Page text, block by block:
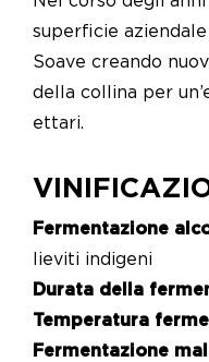
superficie
Soave creando
della collina per
ettari.
Fermentazione
lieviti indigeni
Durata della
Temperatura
Fermentazione